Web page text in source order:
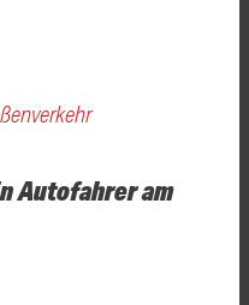
Autofahrer am